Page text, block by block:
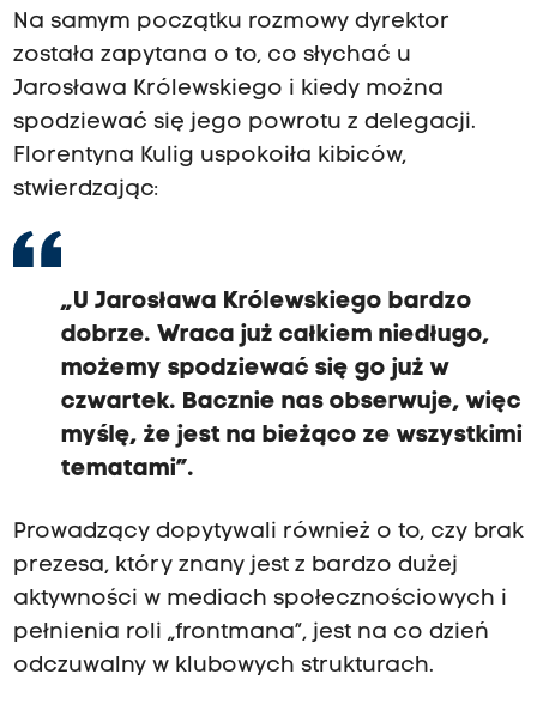
Na samym początku rozmowy dyrektor
została zapytana o to, co słychać u
Jarosława Królewskiego i kiedy można
spodziewać się jego powrotu z delegacji.
Florentyna Kulig uspokoiła kibiców,
stwierdzając:
„U Jarosława Królewskiego bardzo
dobrze. Wraca już całkiem niedługo,
możemy spodziewać się go już w
czwartek. Bacznie nas obserwuje, więc
myślę, że jest na bieżąco ze wszystkimi
tematami”.
Prowadzący dopytywali również o to, czy brak
prezesa, który znany jest z bardzo dużej
aktywności w mediach społecznościowych i
pełnienia roli „frontmana”, jest na co dzień
odczuwalny w klubowych strukturach.